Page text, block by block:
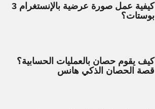
كيفية عمل صورة عرضية بالإنستغرام 3
بوستات؟
كيف يقوم حصان بالعمليات الحسابية؟
قصة الحصان الذكي هانس